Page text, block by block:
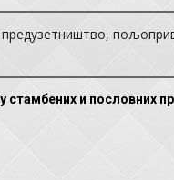
и пословних